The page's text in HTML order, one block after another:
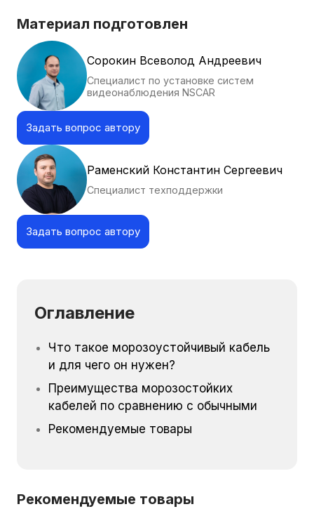
Материал подготовлен
Сорокин Всеволод Андреевич
Специалист по установке систем
видеонаблюдения NSCAR
Задать вопрос автору
Раменский Константин Сергеевич
Специалист техподдержки
Задать вопрос автору
Оглавление
Что такое морозоустойчивый кабель
и для чего он нужен?
Преимущества морозостойких
кабелей по сравнению с обычными
Рекомендуемые товары
Рекомендуемые товары